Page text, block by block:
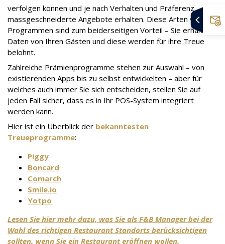
verfolgen können und je nach Verhalten und Präferenz
massgeschneiderte Angebote erhalten. Diese Arten von
Programmen sind zum beiderseitigen Vorteil – Sie erhalten
Daten von Ihren Gästen und diese werden für ihre Treue
belohnt.
Zahlreiche Prämienprogramme stehen zur Auswahl – von
existierenden Apps bis zu selbst entwickelten – aber für
welches auch immer Sie sich entscheiden, stellen Sie auf
jeden Fall sicher, dass es in Ihr POS-System integriert
werden kann.
Hier ist ein Überblick der bekanntesten
Treueprogramme:
Piggy
Boncard
Comarch
Smile.io
Yotpo
Lesen Sie hier mehr dazu, was Sie als F&B Manager bei der
Wahl des richtigen Restaurant Standorts berücksichtigen
sollten, wenn Sie ein Restaurant eröffnen wollen.